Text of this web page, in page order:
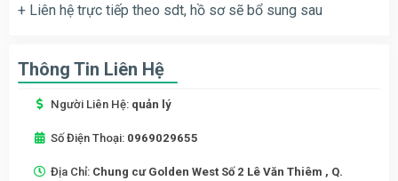
+ Liên hệ trực tiếp theo sdt, hồ sơ sẽ bổ sung sau
Thông Tin Liên Hệ
Người Liên Hệ: quản lý
Số Điện Thoại: 0969029655
Địa Chỉ: Chung cư Golden West Số 2 Lê Văn Thiêm , Q.